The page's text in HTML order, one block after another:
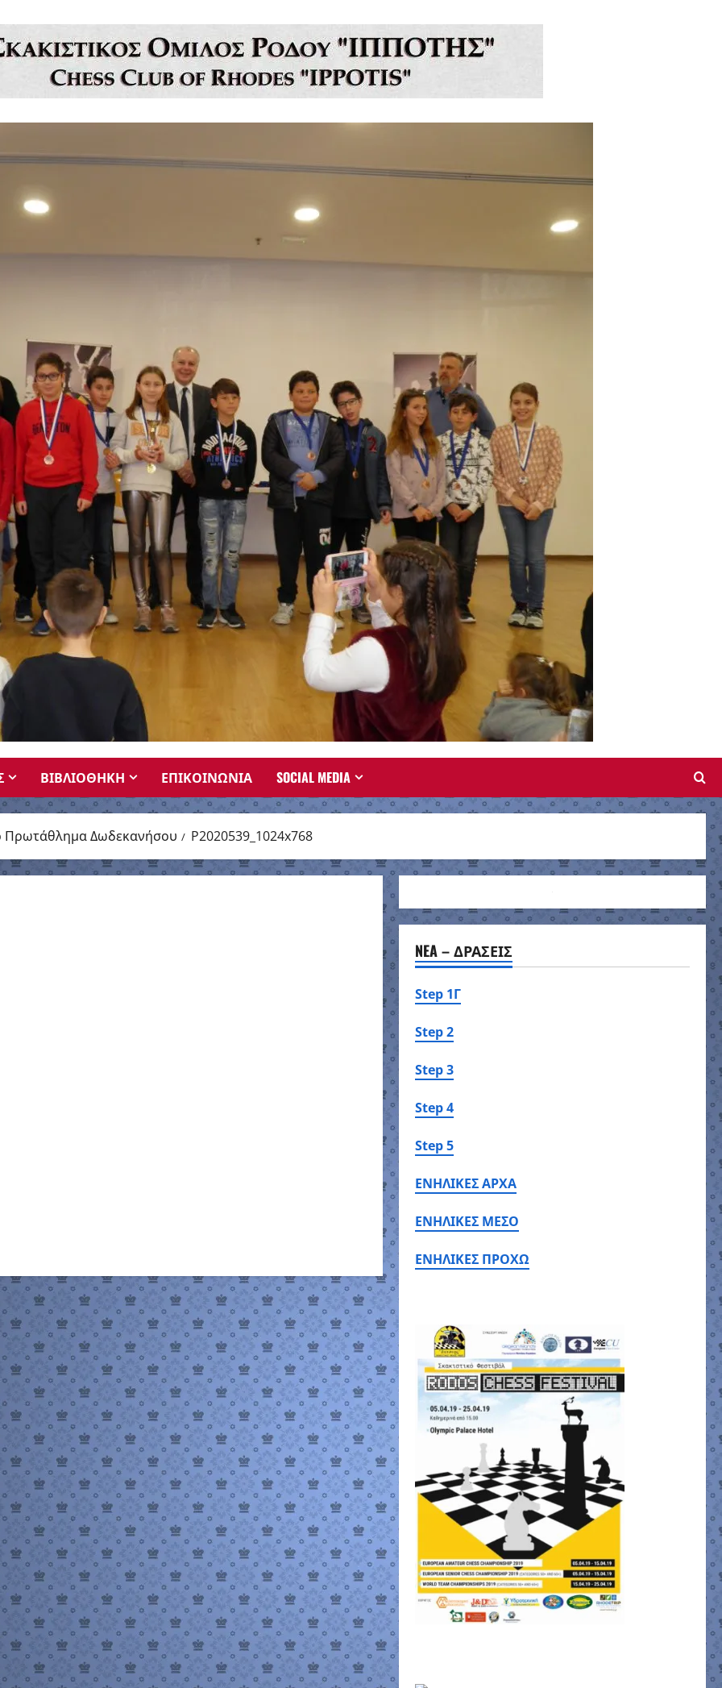
ΒΙΒΛΙΟΘΗΚΗ ΕΠΙΚΟΙΝΩΝΙΑ SOCIAL MEDIA
Πρωτάθλημα Δωδεκανήσου P2020539_1024x768
NEA – ΔΡΑΣΕΙΣ
Step 1Γ
Step 2
Step 3
Step 4
Step 5
ΕΝΗΛΙΚΕΣ ΑΡΧΑ
ΕΝΗΛΙΚΕΣ ΜΕΣΟ
ΕΝΗΛΙΚΕΣ ΠΡΟΧΩ